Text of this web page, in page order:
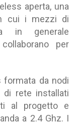
aperta, una
cui i mezzi di
in generale
per
formata da nodi
di rete installati
al progetto e
a 2.4 Ghz. I